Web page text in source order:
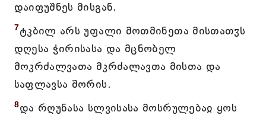
დაიფუშნეს მისგან.
7ტკბილ არს უფალი მოთმინეთა მისთათჳს
დღესა ჭირისასა და მცნობელ
მოკრძალვათა მკრძალავთა მისთა და
საფლავსა შორის.
8და რღუნასა სლვისასა მოსრულებაჲ ყოს